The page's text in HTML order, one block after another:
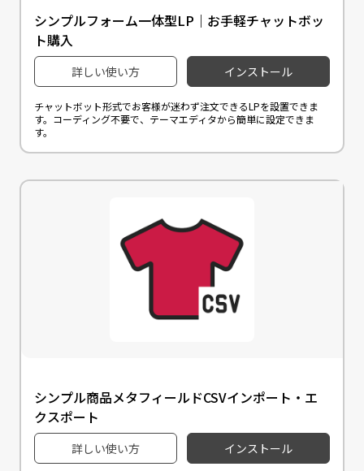
シンプルフォーム一体型LP｜お手軽チャットボッ
ト購入
詳しい使い方 インストール
チャットボット形式でお客様が迷わず注文できるLPを設置できま
す。コーディング不要で、テーマエディタから簡単に設定できま
す。
シンプル商品メタフィールドCSVインポート・エ
クスポート
詳しい使い方 インストール